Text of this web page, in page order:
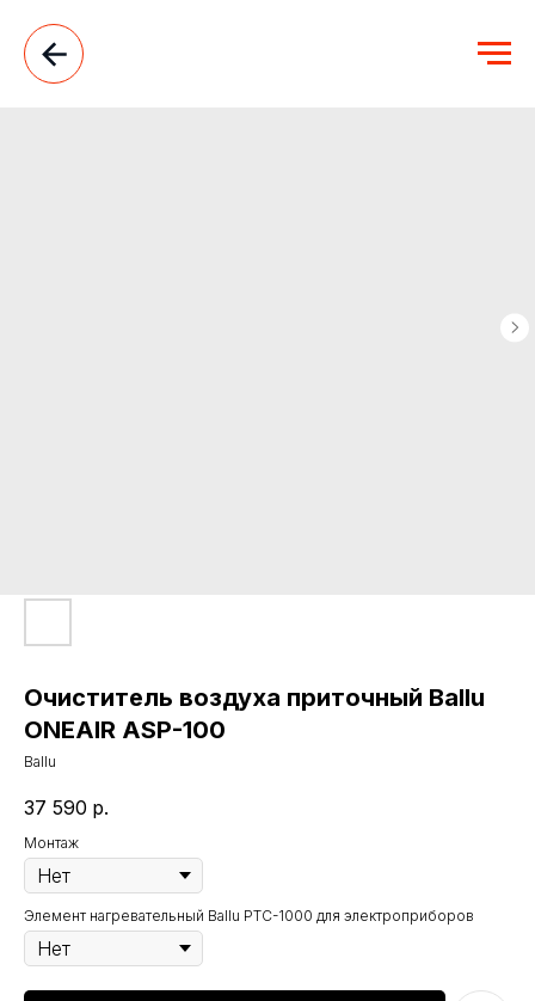
Очиститель воздуха приточный Ballu
ONEAIR ASP-100
Ballu
37 590 р.
Монтаж
Элемент нагревательный Ballu PTC-1000 для электроприборов